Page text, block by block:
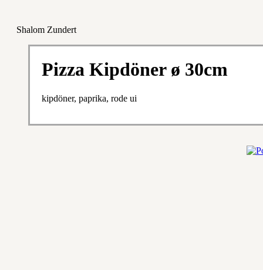
Shalom Zundert
Pizza Kipdöner ø 30cm
kipdöner, paprika, rode ui